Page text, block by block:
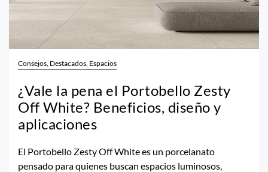
Consejos, Destacados, Espacios
¿Vale la pena el Portobello Zesty
Off White? Beneficios, diseño y
aplicaciones
El Portobello Zesty Off White es un porcelanato
pensado para quienes buscan espacios luminosos,